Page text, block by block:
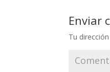
Enviar
Tu